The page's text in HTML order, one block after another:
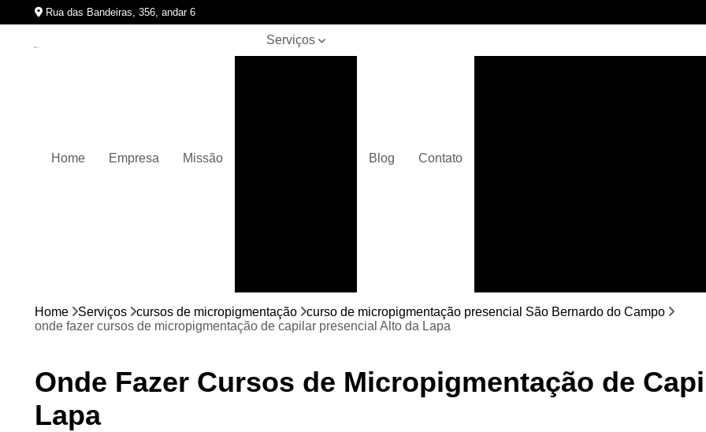
Rua das Bandeiras, 356, andar 6
Home Empresa Missão
Serviços
Pigmentação
Preenchimento
capilar
Blog Contato
Curso de
Curso de
Home Serviços cursos de micropigmentação
curso de micropigmentação presencial São Bernardo do Campo
onde fazer cursos de micropigmentação de capilar presencial Alto da Lapa
Onde Fazer Cursos de Micropigmentação de
Lapa